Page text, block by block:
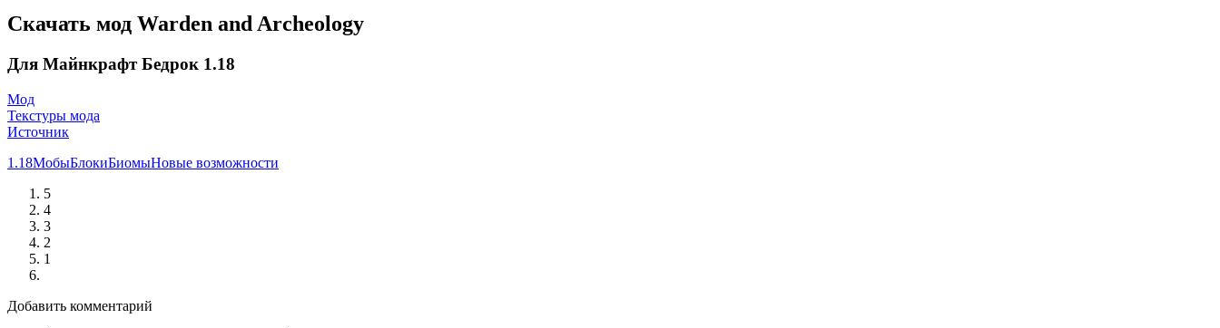
Скачать мод Warden and Archeology
Для Майнкрафт Бедрок 1.18
Мод
Текстуры мода
Источник
1.18МобыБлокиБиомыНовые возможности
5
4
3
2
1
Добавить комментарий